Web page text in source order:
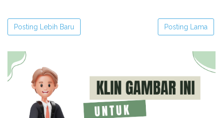
Posting Lebih Baru Posting Lama